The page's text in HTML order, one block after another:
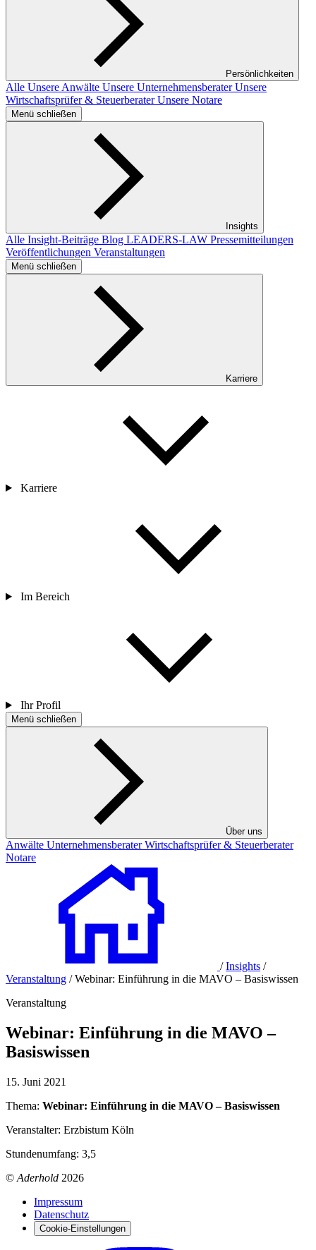
Persönlichkeiten
Alle Unsere Anwälte Unsere UnternehmensberaterUnsere
Wirtschaftsprüfer & SteuerberaterUnsere Notare
Menü schließen
Insights
Alle Insight-Beiträge Blog LEADERS-LAW Pressemitteilungen
Veröffentlichungen Veranstaltungen
Menü schließen
Karriere
Karriere
Im Bereich
Ihr Profil
Menü schließen
Über uns
Anwälte UnternehmensberaterWirtschaftsprüfer & Steuerberater
Notare
/ Insights /
Veranstaltung / Webinar: Einführung in die MAVO – Basiswissen
Veranstaltung
Webinar: Einführung in die MAVO –
Basiswissen
15. Juni 2021
Thema: Webinar: Einführung in die MAVO – Basiswissen
Veranstalter: Erzbistum Köln
Stundenumfang: 3,5
© Aderhold 2026
Impressum
Datenschutz
Cookie-Einstellungen